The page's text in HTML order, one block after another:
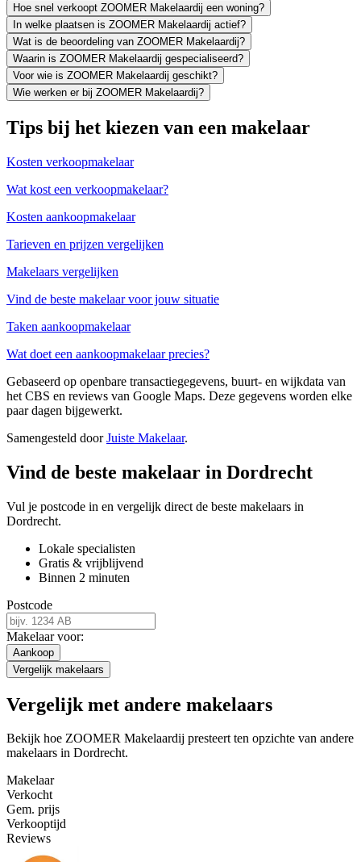
Hoe snel verkoopt ZOOMER Makelaardij een woning?
In welke plaatsen is ZOOMER Makelaardij actief?
Wat is de beoordeling van ZOOMER Makelaardij?
Waarin is ZOOMER Makelaardij gespecialiseerd?
Voor wie is ZOOMER Makelaardij geschikt?
Wie werken er bij ZOOMER Makelaardij?
Tips bij het kiezen van een makelaar
Kosten verkoopmakelaar
Wat kost een verkoopmakelaar?
Kosten aankoopmakelaar
Tarieven en prijzen vergelijken
Makelaars vergelijken
Vind de beste makelaar voor jouw situatie
Taken aankoopmakelaar
Wat doet een aankoopmakelaar precies?
Gebaseerd op openbare transactiegegevens, buurt- en wijkdata van
het CBS en reviews van Google Maps. Deze gegevens worden elke
paar dagen bijgewerkt.
Samengesteld doorJuiste Makelaar.
Vind de beste makelaar in Dordrecht
Vul je postcode in en vergelijk direct de beste makelaars in
Dordrecht.
Lokale specialisten
Gratis & vrijblijvend
Binnen 2 minuten
Postcode
Makelaar voor:
Aankoop
Vergelijk makelaars
Vergelijk met andere makelaars
Bekijk hoe ZOOMER Makelaardij presteert ten opzichte van andere
makelaars in Dordrecht.
Makelaar
Verkocht
Gem. prijs
Verkooptijd
Reviews